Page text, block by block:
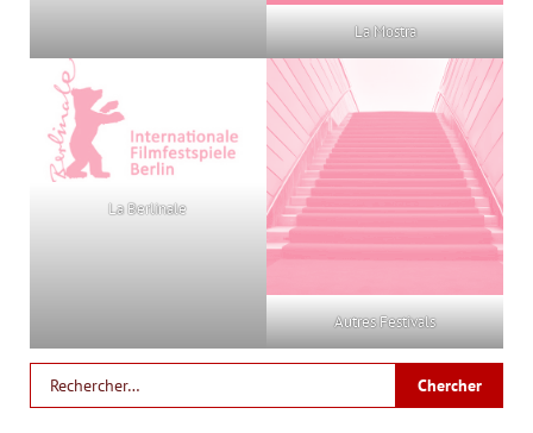
La Mostra
La Berlinale
Autres Festivals